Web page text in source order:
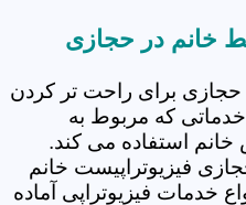
خانم در حجازی
برای راحت تر کردن
که مربوط به
استفاده می کند.
فیزیوتراپیست خانم
خدمات فیزیوتراپی آماده